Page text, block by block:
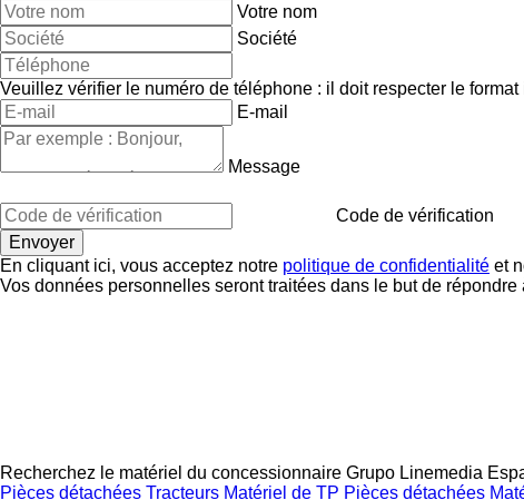
Votre nom
Société
Veuillez vérifier le numéro de téléphone : il doit respecter le
E-mail
Message
Code de vérification
En cliquant ici, vous acceptez notre politique de confidentialité et
Vos données personnelles seront traitées dans le but de répondre
Recherchez le matériel du concessionnaire Grupo Linemedia
Pièces détachées Tracteurs Matériel de TP Pièces détachées